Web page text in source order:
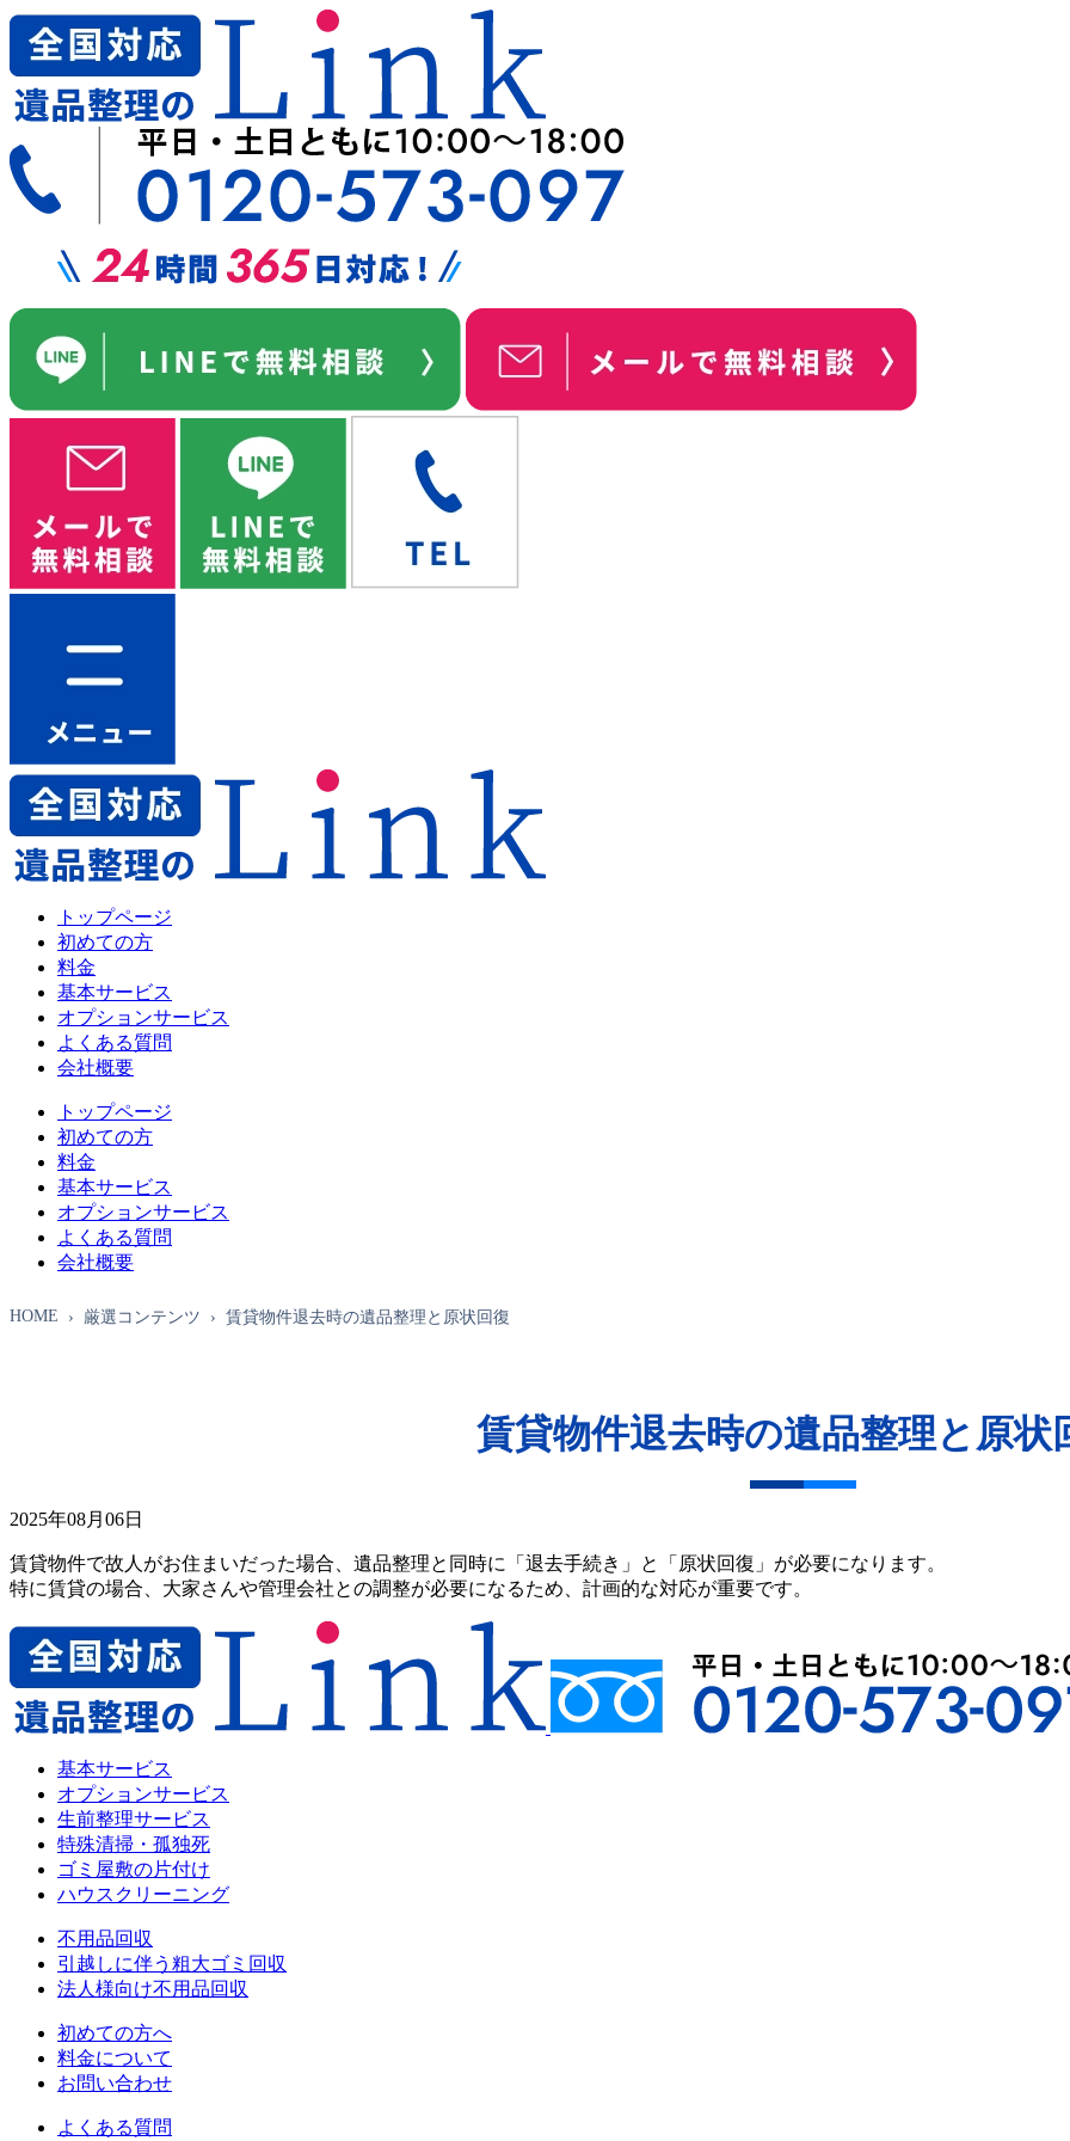
トップページ
初めての方
料金
基本サービス
オプションサービス
よくある質問
会社概要
トップページ
初めての方
料金
基本サービス
オプションサービス
よくある質問
会社概要
HOME 厳選コンテンツ 賃貸物件退去時の遺品整理と原状回復
賃貸物件退去時の遺品整理と原状
2025年08月06日
賃貸物件で故人がお住まいだった場合、遺品整理と同時に「退去手続き」と「原状回復」が必要になります。
特に賃貸の場合、大家さんや管理会社との調整が必要になるため、計画的な対応が重要です。
基本サービス
オプションサービス
生前整理サービス
特殊清掃・孤独死
ゴミ屋敷の片付け
ハウスクリーニング
不用品回収
引越しに伴う粗大ゴミ回収
法人様向け不用品回収
初めての方へ
料金について
お問い合わせ
よくある質問